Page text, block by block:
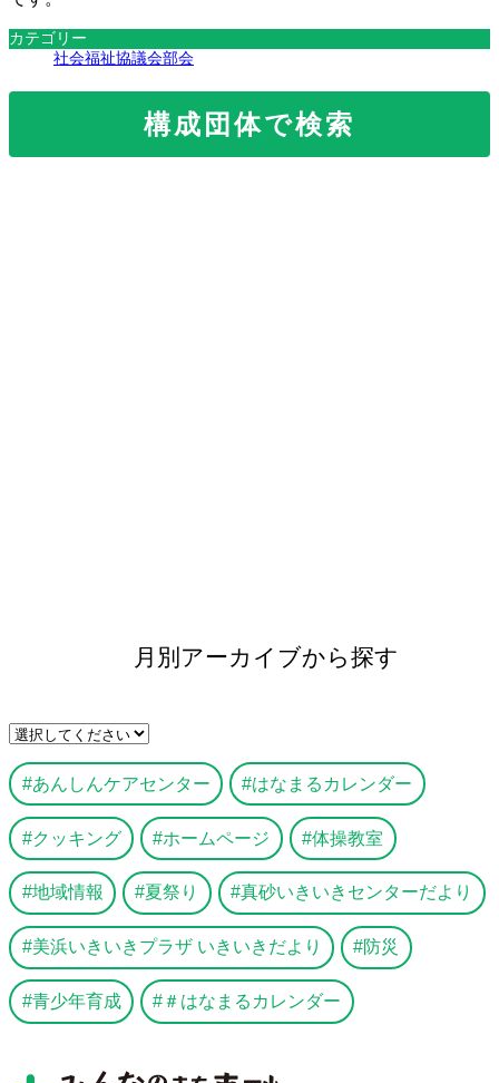
カテゴリー
社会福祉協議会部会
構成団体で検索
月別アーカイブから探す
あんしんケアセンター はなまるカレンダー
クッキング ホームページ 体操教室
地域情報 夏祭り 真砂いきいきセンターだより
美浜いきいきプラザ いきいきだより 防災
青少年育成 ＃はなまるカレンダー